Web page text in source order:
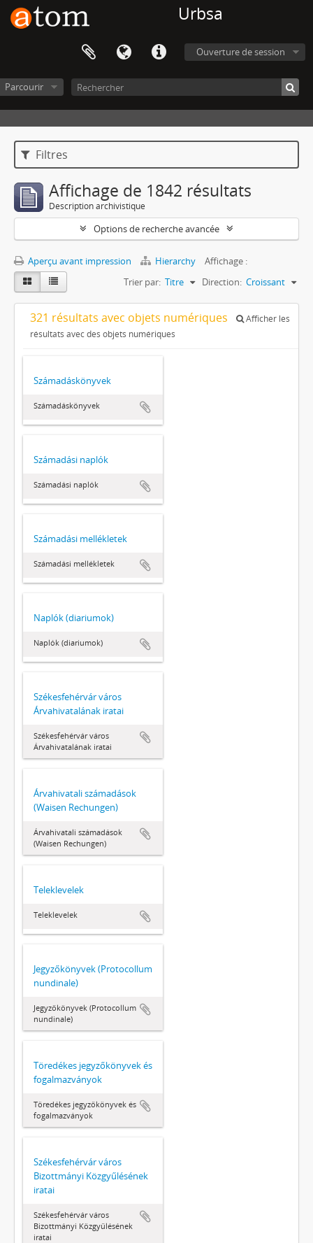
Urbsa
Ouverture de session
Parcourir
Filtres
Affichage de 1842 résultats
Description archivistique
Options de recherche avancée
Aperçu avant impression Hierarchy
Affichage :
Trier par: Titre Direction: Croissant
321 résultats avec objets numériques
Afficher les
résultats avec des objets numériques
Számadáskönyvek
Számadáskönyvek
Számadási naplók
Számadási naplók
Számadási mellékletek
Számadási mellékletek
Naplók (diariumok)
Naplók (diariumok)
Székesfehérvár város
Árvahivatalának iratai
Székesfehérvár város
Árvahivatalának iratai
Árvahivatali számadások
(Waisen Rechungen)
Árvahivatali számadások
(Waisen Rechungen)
Teleklevelek
Teleklevelek
Jegyzőkönyvek (Protocollum
nundinale)
Jegyzőkönyvek (Protocollum
nundinale)
Töredékes jegyzőkönyvek és
fogalmazványok
Töredékes jegyzőkönyvek és
fogalmazványok
Székesfehérvár város
Bizottmányi Közgyűlésének
iratai
Székesfehérvár város
Bizottmányi Közgyűlésének
iratai